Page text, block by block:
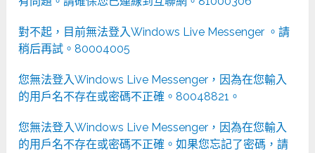
對不起，目前無法登入Windows Live Messenger 。請
稍后再試。80004005
您無法登入Windows Live Messenger，因為在您輸入
的用戶名不存在或密碼不正確。80048821。
您無法登入Windows Live Messenger，因為在您輸入
的用戶名不存在或密碼不正確。如果您忘記了密碼，請